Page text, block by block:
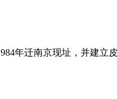
年迁南京现址，并建立